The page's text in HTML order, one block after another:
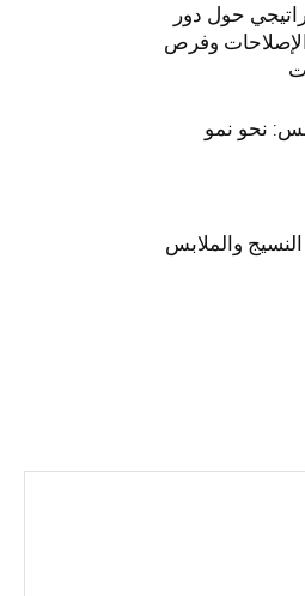
حول دور
وفرص
نحو نمو
والملابس